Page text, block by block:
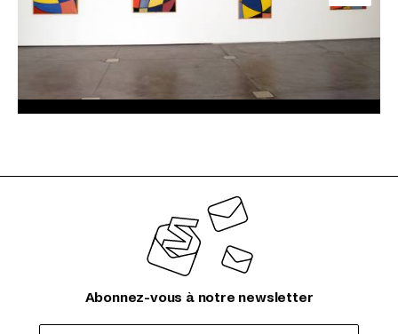
Slide
Abonnez-vous à notre newsletter